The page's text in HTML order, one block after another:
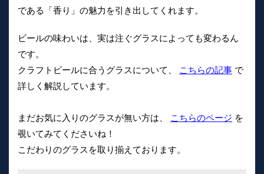
である「香り」の魅力を引き出してくれます。
ビールの味わいは、実は注ぐグラスによっても変わるん
です。
クラフトビールに合うグラスについて、
こちらの記事 で
詳しく解説しています。
まだお気に入りのグラスが無い方は、 こちらのページ を
覗いてみてくださいね！
こだわりのグラスを取り揃えております。